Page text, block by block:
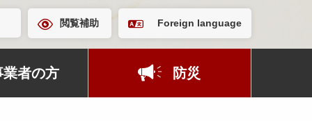
閲覧補助 Foreign language
業者の方 防災